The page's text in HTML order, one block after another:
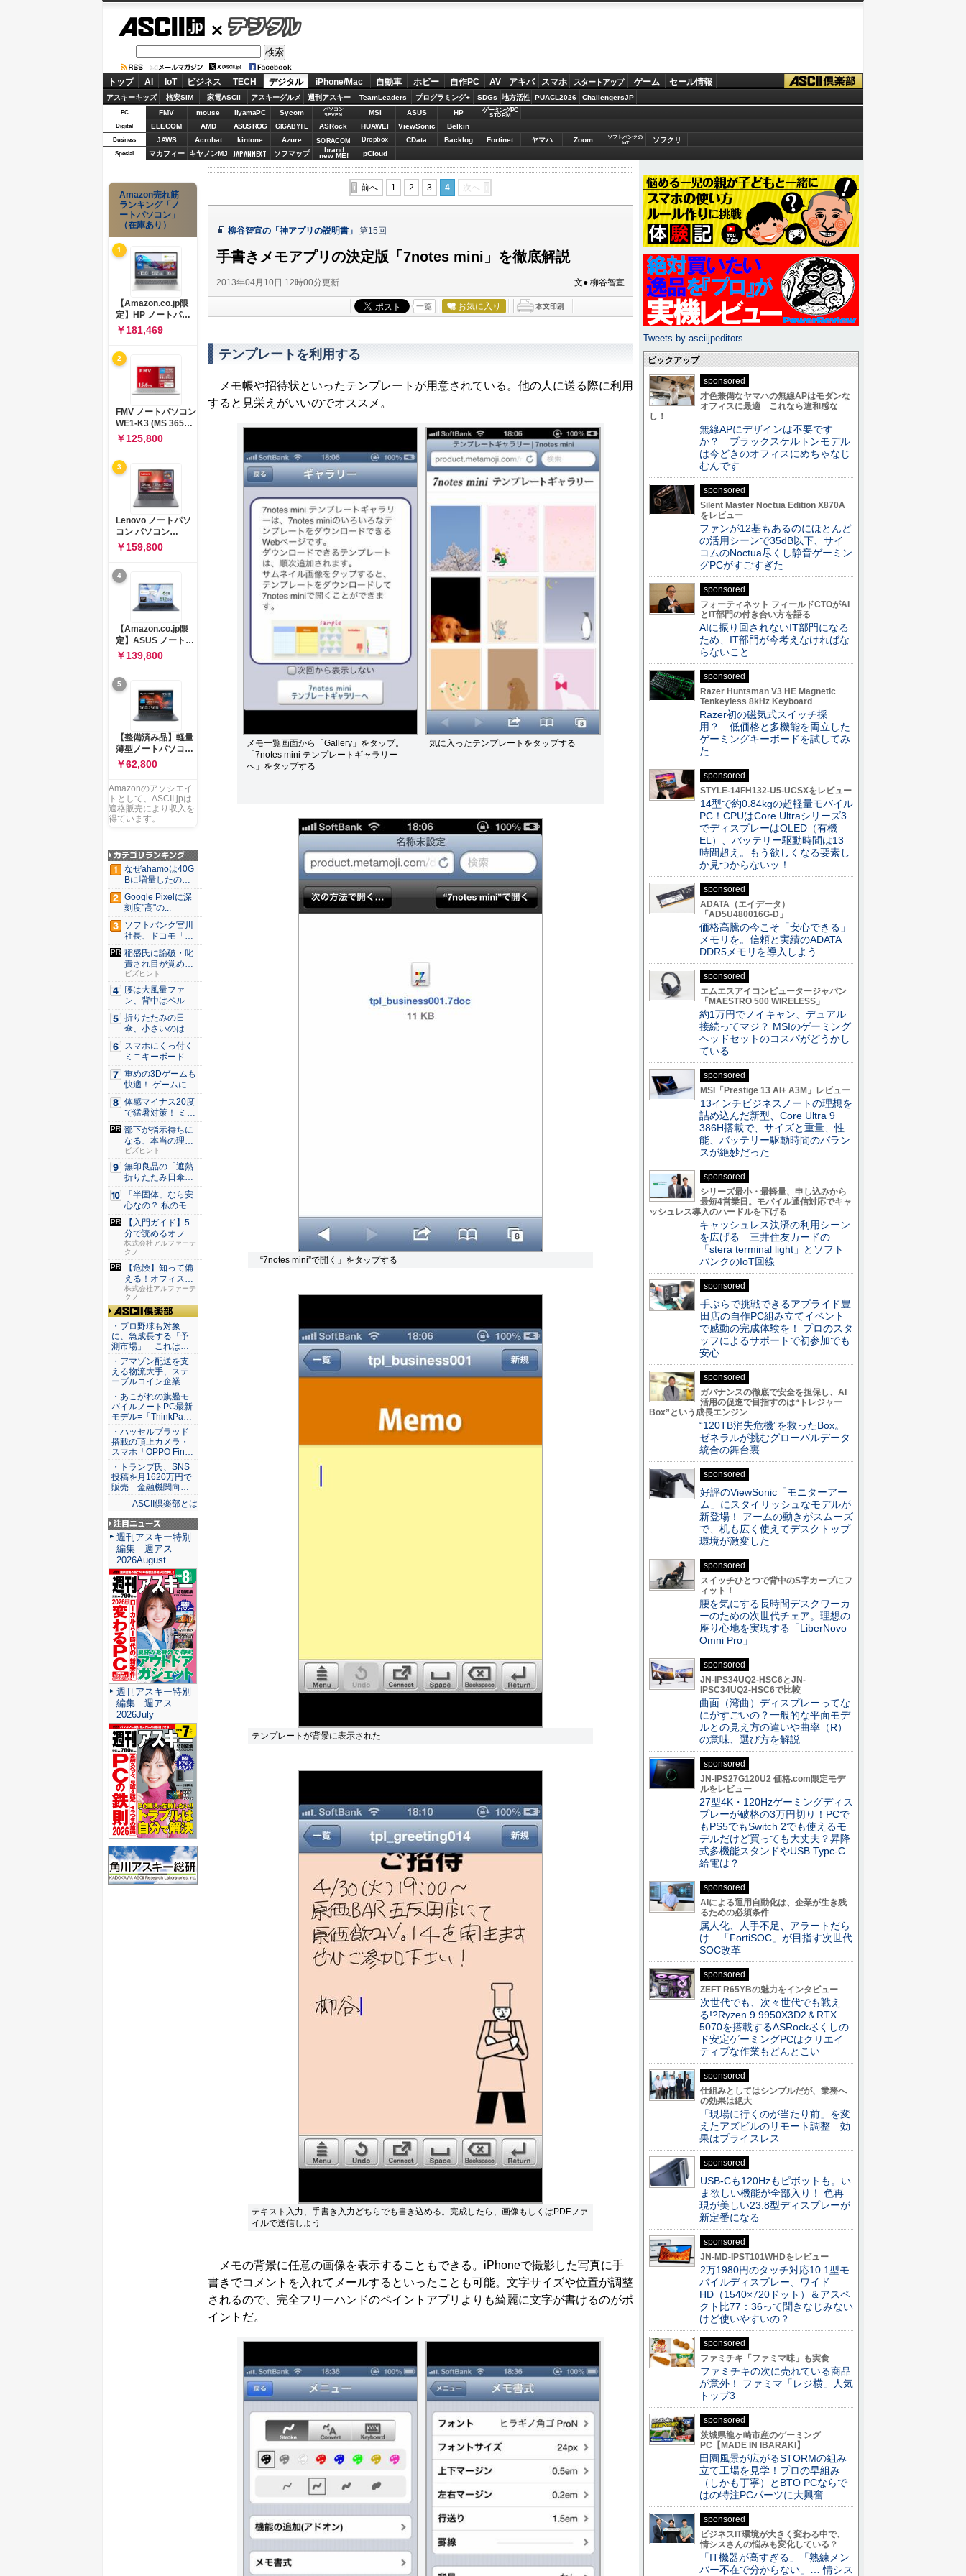
デジタル
トップ AI IoT ビジネス TECH デジタル iPhone/Mac 自動車 ホビー 自作PC AV アキバ スマホ スタートアップ ゲーム セール情報
アスキーキッズ 格安SIM 家電ASCII アスキーグルメ 週刊アスキー TeamLeaders プログラミング+ SDGs 地方活性 PUACL2026 ChallengersJP
PC FMV mouse iiyamaPC Sycom
パソコン
SEVEN
MSI ASUS HP ゲーミングPC
STORM
Digital ELECOM AMD ASUS ROG GIGABYTE ASRock HUAWEI ViewSonic Belkin
Business JAWS Acrobat kintone Azure SORACOM Dropbox CData Backlog Fortinet ヤマハ Zoom
ソフトバンクの
IoT
ソフクリ
Special マカフィー キヤノンMJ JAPANNEXT ソフマップ brand
new ME! pCloud
前へ 1 2 3 4 次へ
柳谷智宣の「神アプリの説明書」 第15回
手書きメモアプリの決定版「7notes mini」を徹底解説
2013年04月10日 12時00分更新 文● 柳谷智宣
一覧 お気に入り
テンプレートを利用する
メモ帳や招待状といったテンプレートが用意されている。他の人に送る際に利用
すると見栄えがいいのでオススメ。
メモ一覧画面から「Gallery」をタップ。
「7notes mini テンプレートギャラリー
へ」をタップする
気に入ったテンプレートをタップする
「“7notes mini”で開く」をタップする
テンプレートが背景に表示された
テキスト入力、手書き入力どちらでも書き込める。完成したら、画像もしくはPDFファ
イルで送信しよう
メモの背景に任意の画像を表示することもできる。iPhoneで撮影した写真に手
書きでコメントを入れてメールするといったことも可能。文字サイズや位置が調整
されるので、完全フリーハンドのペイントアプリよりも綺麗に文字が書けるのがポ
イントだ。
Amazon売れ筋
ランキング「ノ
ートパソコン」
（在庫あり）
1
【Amazon.co.jp限
定】HP ノートパソ
コン 15-fd 15.6イン
チ インテル Core 5
120U メモリ16GB
SSD512GB
Windows 11
Microsoft Office
2024搭載 WPS
Office搭載 カメラシ
ャッター 指紋認証 薄
型 Copilotキー搭載
ナチュラルシルバー
￥181,469
2
FMV ノートパソコン
WE1-K3 (MS 365
Personal/Copilotキ
ー搭載/Win 11/15.6
型/Core
i5/16GB/SSD
512GB/ホワイト)
FMVWK3E15W_AZ
￥125,800
3
Lenovo ノートパソ
コン パソコン
IdeaPad Slim 3 14.0
インチ AMD
Ryzen™ 5 8640HS
メモリ16GB
SSD512GB
Microsoft 365 試用
版 Windows11 バッ
テリー駆動12.6時間
重量1.39kg ルナグレ
ー 83K9003JJP ノー
トPC
￥159,800
4
【Amazon.co.jp限
定】ASUS ノートパ
ソコン Vivobook 15
M1502NAQ 15.6イ
ンチ AMD Ryzen 7
170 メモリ16GB
SSD 512GB
Microsoft 365
Personal (24か月版)
搭載 Windows 11 重
量1.7kg Wi-Fi 6E ク
ワイエットブルー
M1502NAQ-
￥139,800
5
【整備済み品】軽量
薄型ノートパソコン
dynabook G83 ■
13.3型
FHD(1920x1080) -
高性能第11世代Core
i5-1135G7 - メモリ
16GB - SSD 256GB
USB Type-C - MS
Office 2021 - Win11
搭載
￥62,800
Amazonのアソシエイ
トとして、ASCII.jpは
適格販売により収入を
得ています。
なぜahamoは40G
Bに増量したの
か ...
Google Pixelに深
刻度"高"の...
ソフトバンク宮川
社長、ドコモ「ah
amo...
稲盛氏に論破・叱
責され目が覚め
た。経営者...
ビズヒント
腰は大風量ファ
ン、背中はペルチ
ェ冷却。ダ...
折りたたみの日
傘、小さいのは困
る！ それ...
スマホにくっ付く
ミニキーボード！
触ってわ...
重めの3Dゲームも
快適！ ゲームに強
いH...
体感マイナス20度
で猛暑対策！ ミズ
ノの...
部下が指示待ちに
なる、本当の理
由。23年...
ビズヒント
無印良品の「遮熱
折りたたみ日傘」
約160...
「半固体」なら安
心なの？ 私のモバ
イルバ...
【入門ガイド】5
分で読めるオフィ
スのセキ...
株式会社アルファーテ
クノ
【危険】知って備
える！オフィスの
セキュリ...
株式会社アルファーテ
クノ
ASCII倶楽部
・プロ野球も対象
に、急成長する「予
測市場」 これは…
・アマゾン配送を支
える物流大手、ステ
ーブルコイン企業…
・あこがれの旗艦モ
バイルノートPC最新
モデル=「ThinkPa…
・ハッセルブラッド
搭載の頂上カメラ・
スマホ「OPPO Fin…
・トランプ氏、SNS
投稿を月1620万円で
販売 金融機関向…
ASCII倶楽部とは
注目ニュース
週刊アスキー特別
編集 週アス
2026August
週刊アスキー特別
編集 週アス
2026July
Tweets by asciijpeditors
ピックアップ
sponsored
才色兼備なヤマハの無線APはモダンな
オフィスに最適 これなら違和感な
し！
無線APにデザインは不要です
か？ ブラックスケルトンモデル
は今どきのオフィスにめちゃなじ
むんです
sponsored
Silent Master Noctua Edition X870A
をレビュー
ファンが12基もあるのにほとんど
の活用シーンで35dB以下、サイ
コムのNoctua尽くし静音ゲーミン
グPCがすごすぎた
sponsored
フォーティネット フィールドCTOがAI
とIT部門の付き合い方を語る
AIに振り回されないIT部門になる
ため、IT部門が今考えなければな
らないこと
sponsored
Razer Huntsman V3 HE Magnetic
Tenkeyless 8kHz Keyboard
Razer初の磁気式スイッチ採
用？ 低価格と多機能を両立した
ゲーミングキーボードを試してみ
た
sponsored
STYLE-14FH132-U5-UCSXをレビュー
14型で約0.84kgの超軽量モバイル
PC！CPUはCore Ultraシリーズ3
でディスプレーはOLED（有機
EL）、バッテリー駆動時間は13
時間超え。もう欲しくなる要素し
か見つからないッ！
sponsored
ADATA（エイデータ）
「AD5U480016G-D」
価格高騰の今こそ「安心できる」
メモリを。信頼と実績のADATA
DDR5メモリを導入しよう
sponsored
エムエスアイコンピュータージャパン
「MAESTRO 500 WIRELESS」
約1万円でノイキャン、デュアル
接続ってマジ？ MSIのゲーミング
ヘッドセットのコスパがどうかし
ている
sponsored
MSI「Prestige 13 AI+ A3M」レビュー
13インチビジネスノートの理想を
詰め込んだ新型、Core Ultra 9
386H搭載で、サイズと重量、性
能、バッテリー駆動時間のバラン
スが絶妙だった
sponsored
シリーズ最小・最軽量、申し込みから
最短4営業日。モバイル通信対応でキャ
ッシュレス導入のハードルを下げる
キャッシュレス決済の利用シーン
を広げる 三井住友カードの
「stera terminal light」とソフト
バンクのIoT回線
sponsored
手ぶらで挑戦できるアプライド豊
田店の自作PC組み立てイベント
で感動の完成体験を！ プロのスタ
ッフによるサポートで初参加でも
安心
sponsored
ガバナンスの徹底で安全を担保し、AI
活用の促進で目指すのは“トレジャー
Box”という成長エンジン
“120TB消失危機”を救ったBox。
ゼネラルが挑むグローバルデータ
統合の舞台裏
sponsored
好評のViewSonic「モニターアー
ム」にスタイリッシュなモデルが
新登場！ アームの動きがスムーズ
で、机も広く使えてデスクトップ
環境が激変した
sponsored
スイッチひとつで背中のS字カーブにフ
ィット！
腰を気にする長時間デスクワーカ
ーのための次世代チェア。理想の
座り心地を実現する「LiberNovo
Omni Pro」
sponsored
JN-IPS34UQ2-HSC6とJN-
IPSC34UQ2-HSC6で比較
曲面（湾曲）ディスプレーってな
にがすごいの？一般的な平面モデ
ルとの見え方の違いや曲率（R）
の意味、選び方を解説
sponsored
JN-IPS27G120U2 価格.com限定モデ
ルをレビュー
27型4K・120Hzゲーミングディス
プレーが破格の3万円切り！PCで
もPS5でもSwitch 2でも使えるモ
デルだけど買っても大丈夫？昇降
式多機能スタンドやUSB Typc-C
給電は？
sponsored
AIによる運用自動化は、企業が生き残
るための必須条件
属人化、人手不足、アラートだら
け 「FortiSOC」が目指す次世代
SOC改革
sponsored
ZEFT R65YBの魅力をインタビュー
次世代でも、次々世代でも戦え
る!?Ryzen 9 9950X3D2＆RTX
5070を搭載するASRock尽くしの
ド安定ゲーミングPCはクリエイ
ティブな作業もどんとこい
sponsored
仕組みとしてはシンプルだが、業務へ
の効果は絶大
「現場に行くのが当たり前」を変
えたアズビルのリモート調整 効
果はプライスレス
sponsored
USB-Cも120Hzもピボットも。い
ま欲しい機能が全部入り！ 色再
現が美しい23.8型ディスプレーが
新定番になる
sponsored
JN-MD-IPST101WHDをレビュー
2万1980円のタッチ対応10.1型モ
バイルディスプレー、ワイド
HD（1540×720ドット）＆アスペ
クト比77：36って聞きなじみない
けど使いやすいの？
sponsored
ファミチキ「ファミマ味」も実食
ファミチキの次に売れている商品
が意外！ ファミマ「レジ横」人気
トップ3
sponsored
茨城県龍ヶ崎市産のゲーミング
PC【MADE IN IBARAKI】
田園風景が広がるSTORMの組み
立て工場を見学！プロの早組み
（しかも丁寧）とBTO PCならで
はの特注PCパーツに大興奮
sponsored
ビジネスIT環境が大きく変わる中で、
情シスさんの悩みも変化している？
「IT機器が高すぎる」「熟練メン
バー不在で分からない」… 情シス